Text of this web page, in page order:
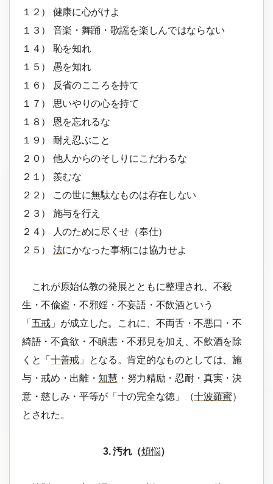
１２） 健康に心がけよ
１３） 音楽・舞踊・歌謡を楽しんではならない
１４） 恥を知れ
１５） 愚を知れ
１６） 反省のこころを持て
１７） 思いやりの心を持て
１８） 恩を忘れるな
１９） 耐え忍ぶこと
２０） 他人からのそしりにこだわるな
２１） 羨むな
２２） この世に無駄なものは存在しない
２３） 施与を行え
２４） 人のために尽くせ（奉仕）
２５） 法にかなった事柄には協力せよ
これが原始仏教の発展とともに整理され、不殺
生・不偸盗・不邪婬・不妄語・不飲酒という
「 五戒 」が成立した。これに、不両舌・不悪口・不
綺語・不貪欲・不瞋恚・不邪見を加え、不飲酒を除
くと「十善戒 」となる。肯定的なものとしては、施
与・戒め・出離・知慧 ・努力精励・忍耐・真実・決
意・慈しみ・平等が「十の完全な徳」（十波羅蜜）
とされた。
3. 汚れ（煩悩）